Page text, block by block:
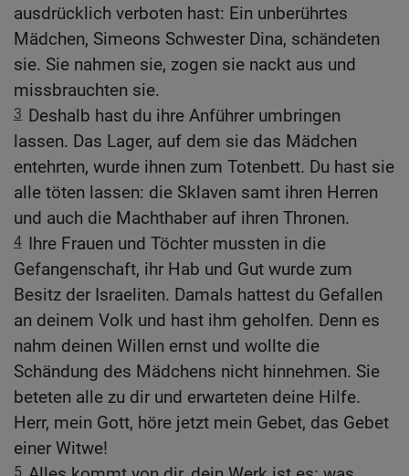
ausdrücklich verboten hast: Ein unberührtes
Mädchen, Simeons Schwester Dina, schändeten
sie. Sie nahmen sie, zogen sie nackt aus und
missbrauchten sie.
3 Deshalb hast du ihre Anführer umbringen
lassen. Das Lager, auf dem sie das Mädchen
entehrten, wurde ihnen zum Totenbett. Du hast sie
alle töten lassen: die Sklaven samt ihren Herren
und auch die Machthaber auf ihren Thronen.
4 Ihre Frauen und Töchter mussten in die
Gefangenschaft, ihr Hab und Gut wurde zum
Besitz der Israeliten. Damals hattest du Gefallen
an deinem Volk und hast ihm geholfen. Denn es
nahm deinen Willen ernst und wollte die
Schändung des Mädchens nicht hinnehmen. Sie
beteten alle zu dir und erwarteten deine Hilfe.
Herr, mein Gott, höre jetzt mein Gebet, das Gebet
einer Witwe!
5